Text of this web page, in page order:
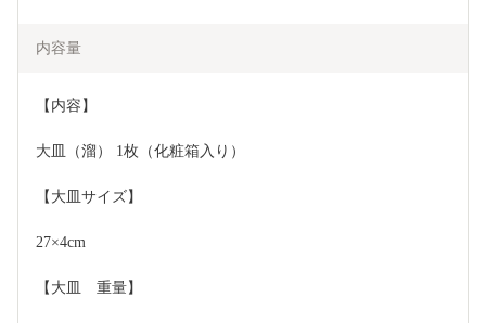
内容量
【内容】
大皿（溜） 1枚（化粧箱入り）
【大皿サイズ】
27×4cm
【大皿　重量】